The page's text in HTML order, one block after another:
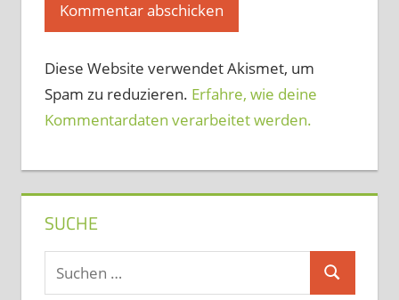
Diese Website verwendet Akismet, um
Spam zu reduzieren. Erfahre, wie deine
Kommentardaten verarbeitet werden.
SUCHE
Suchen
nach:
Suchen